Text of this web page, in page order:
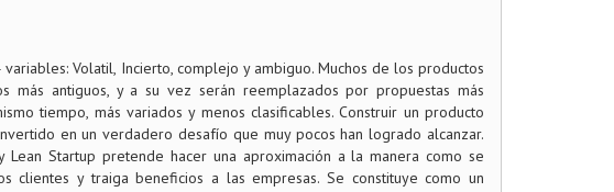
Volatil, Incierto, complejo y ambiguo. Muchos de los productos
más antiguos, y a su vez serán reemplazados por propuestas más
tiempo, más variados y menos clasificables. Construir un producto
en un verdadero desafío que muy pocos han logrado alcanzar.
Startup pretende hacer una aproximación a la manera como se
y traiga beneficios a las empresas. Se constituye como un